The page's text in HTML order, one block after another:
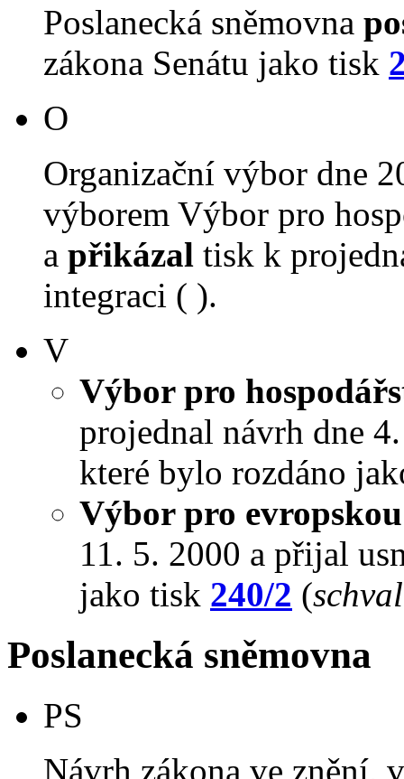
Poslanecká sněmovna
zákona Senátu jako tisk
O
Organizační výbor dne
výborem Výbor pro
a přikázal tisk k
integraci ( ).
V
Výbor pro
projednal návrh dne
které bylo rozdáno
Výbor pro
11. 5. 2000 a přijal
jako tisk 240/2 (
Poslanecká sněmovna
PS
Návrh zákona ve znění,